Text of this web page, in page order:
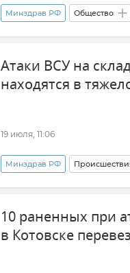
Минздрав РФ Общество
Атаки ВСУ на
находятся в
19 июля, 11:06
Минздрав РФ
Тамбовская область
10 раненных при
в Котовске